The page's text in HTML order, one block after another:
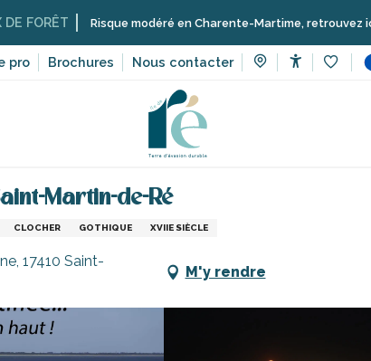
pro Brochures Nous contacter
Risque modéré en Charente-Martime, retrouvez ici les
visites, patrimoine, culture Musées et monuments
Martin-de-Ré
CLOCHER GOTHIQUE XVIIE SIÈCLE
17410 Saint-
M'y rendre